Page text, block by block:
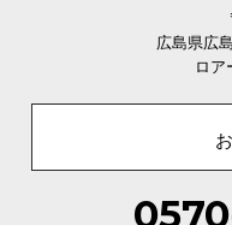
広島県広
ロア